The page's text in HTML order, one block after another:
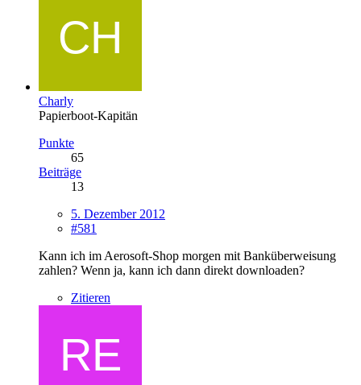
Charly
Papierboot-Kapitän
Punkte
65
Beiträge
13
5. Dezember 2012
#581
Kann ich im Aerosoft-Shop morgen mit Banküberweisung
zahlen? Wenn ja, kann ich dann direkt downloaden?
Zitieren